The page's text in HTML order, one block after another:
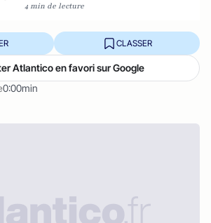
4 min de lecture
0:00min
CLASSER
Atlantico en favori sur Google